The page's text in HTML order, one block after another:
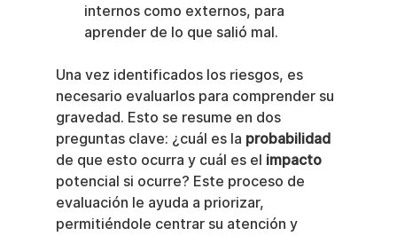
internos como externos, para
aprender de lo que salió mal.
Una vez identificados los riesgos, es
necesario evaluarlos para comprender su
gravedad. Esto se resume en dos
preguntas clave: ¿cuál es la probabilidad
de que esto ocurra y cuál es el impacto
potencial si ocurre? Este proceso de
evaluación le ayuda a priorizar,
permitiéndole centrar su atención y